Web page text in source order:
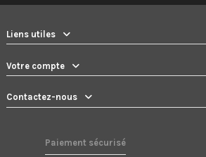
Liens utiles
Votre compte
Contactez-nous
Paiement sécurisé